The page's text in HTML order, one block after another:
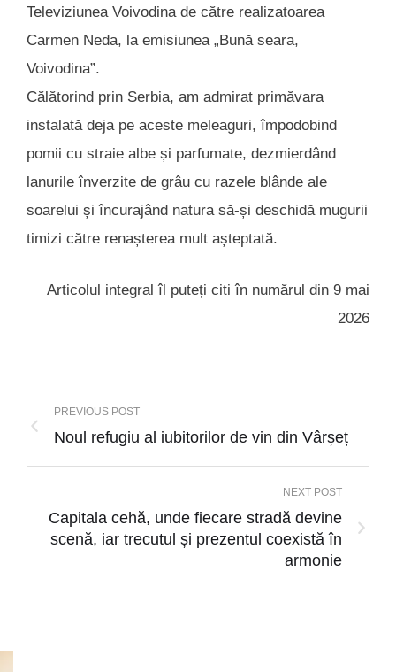
Televiziunea Voivodina de către realizatoarea
Carmen Neda, la emisiunea „Bună seara,
Voivodina”.
Călătorind prin Serbia, am admirat primăvara
instalată deja pe aceste meleaguri, împodobind
pomii cu straie albe și parfumate, dezmierdând
lanurile înverzite de grâu cu razele blânde ale
soarelui și încurajând natura să-și deschidă mugurii
timizi către renașterea mult așteptată.
Articolul integral îl puteți citi în numărul din 9 mai
2026
PREVIOUS POST
Noul refugiu al iubitorilor de vin din Vârșeț
NEXT POST
Capitala cehă, unde fiecare stradă devine
scenă, iar trecutul și prezentul coexistă în
armonie